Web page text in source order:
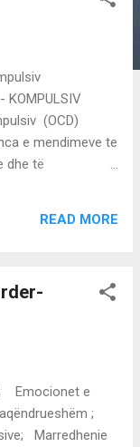
KOMPULSIV
(OCD)
e mendimeve te
dhe të
mund të
bërë pa dashje keq
rast humbasin
te
nuk i shqiten
shoqërohen
READ MORE
Emocionet e
;
Marredhenie